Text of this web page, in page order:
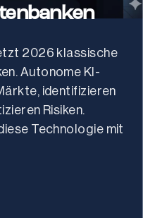
2026 klassische
Autonome KI-
identifizieren
Risiken.
Technologie mit